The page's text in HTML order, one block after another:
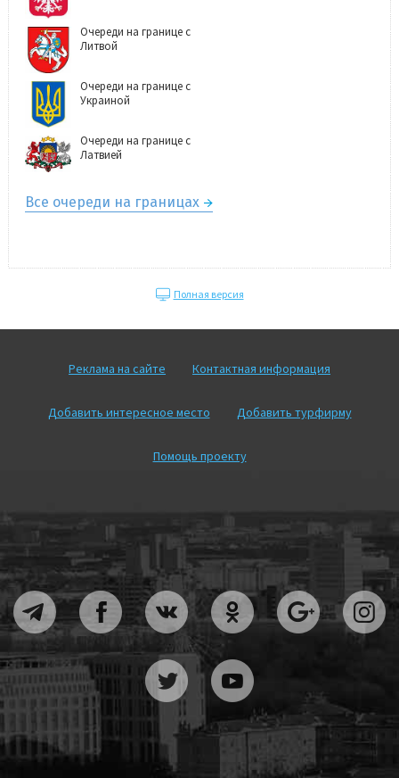
Очереди на границе с
Литвой
Очереди на границе с
Украиной
Очереди на границе с
Латвией
Все очереди на границах
Полная версия
Реклама на сайте Контактная информация
Добавить интересное место Добавить турфирму
Помощь проекту